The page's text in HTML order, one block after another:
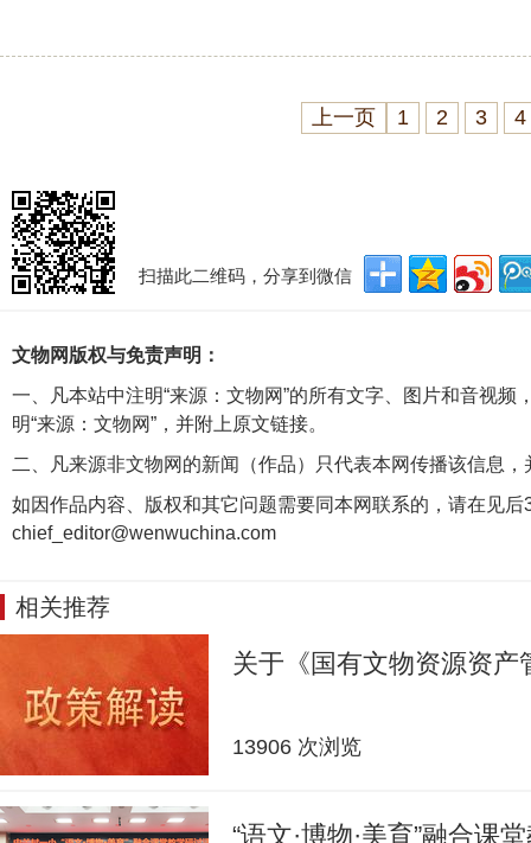
上一页 1 2 3 4
扫描此二维码，分享到微信
文物网版权与免责声明：
一、凡本站中注明“来源：文物网”的所有文字、图片和音视
明“来源：文物网”，并附上原文链接。
二、凡来源非文物网的新闻（作品）只代表本网传播该信息
如因作品内容、版权和其它问题需要同本网联系的，请在见后
chief_editor@wenwuchina.com
相关推荐
关于《国有文物资源资
13906 次浏览
“语文·博物·美育”融合课